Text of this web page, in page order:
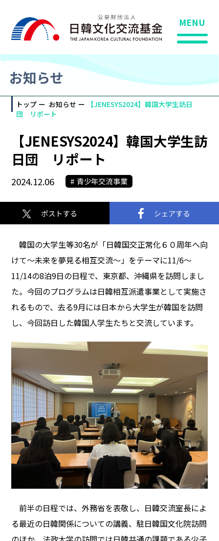
MENU
お知らせ
トップ お知らせ
【JENESYS2024】韓国大学生訪日
団 リポート
【JENESYS2024】韓国大学生訪
日団 リポート
2024.12.06 青少年交流事業
韓国の大学生等30名が「日韓国交正常化６０周年へ向
けて～未来を夢見る相互交流～」をテーマに11/6～
11/14の8泊9日の日程で、東京都、沖縄県を訪問しまし
た。今回のプログラムは日韓相互派遣事業として実施さ
れるもので、去る9月には日本から大学生が韓国を訪問
し、今回訪日した韓国人学生たちと交流しています。
前半の日程では、外務省を表敬し、日韓交流室長によ
る最近の日韓関係についての講義、駐日韓国文化院訪問